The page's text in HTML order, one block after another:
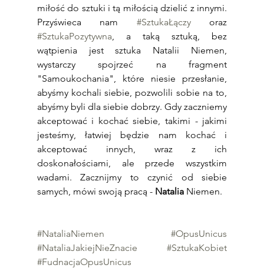
miłość do sztuki i tą miłością dzielić z innymi.
Przyświeca nam #SztukaŁączy
#SztukaPozytywna , a taką sztuką, bez
wątpienia jest sztuka Natalii Niemen,
wystarczy spojrzeć na fragment
"Samoukochania", które niesie przesłanie,
abyśmy kochali siebie, pozwolili sobie na to,
abyśmy byli dla siebie dobrzy. Gdy zaczniemy
akceptować i kochać siebie, takimi - jakimi
jesteśmy, łatwiej będzie nam kochać i
akceptować innych, wraz z ich
doskonałościami, ale przede wszystkim
wadami. Zacznijmy to czynić od siebie
samych, mówi swoją pracą - Natalia Niemen.
#NataliaNiemen
#OpusUnicus
#NataliaJakiejNieZnacie
#SztukaKobiet
#FudnacjaOpusUnicus